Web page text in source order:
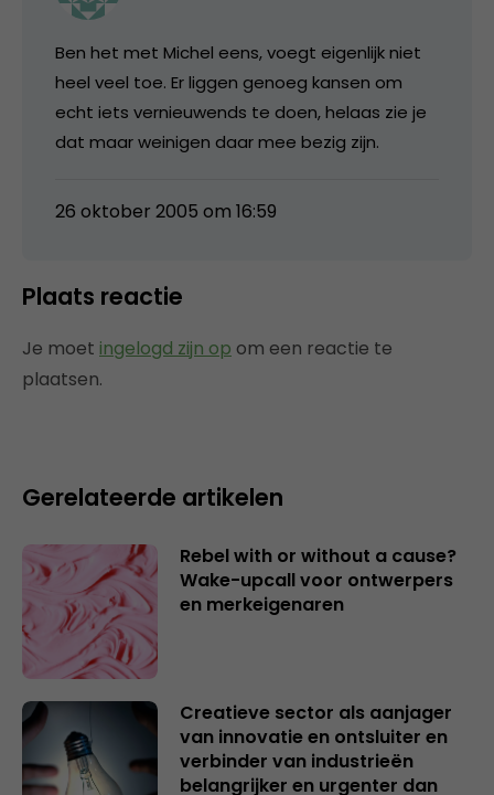
Ben het met Michel eens, voegt eigenlijk niet
heel veel toe. Er liggen genoeg kansen om
echt iets vernieuwends te doen, helaas zie je
dat maar weinigen daar mee bezig zijn.
26 oktober 2005 om 16:59
Plaats reactie
Je moet ingelogd zijn op om een reactie te
plaatsen.
Gerelateerde artikelen
Rebel with or without a cause?
Wake-upcall voor ontwerpers
en merkeigenaren
Creatieve sector als aanjager
van innovatie en ontsluiter en
verbinder van industrieën
belangrijker en urgenter dan